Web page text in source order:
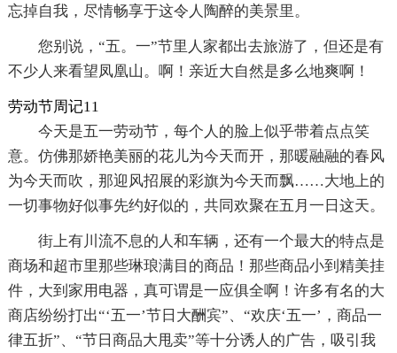
忘掉自我，尽情畅享于这令人陶醉的美景里。
您别说，“五。一”节里人家都出去旅游了，但还是有
不少人来看望凤凰山。啊！亲近大自然是多么地爽啊！
劳动节周记11
今天是五一劳动节，每个人的脸上似乎带着点点笑
意。仿佛那娇艳美丽的花儿为今天而开，那暖融融的春风
为今天而吹，那迎风招展的彩旗为今天而飘……大地上的
一切事物好似事先约好似的，共同欢聚在五月一日这天。
街上有川流不息的人和车辆，还有一个最大的特点是
商场和超市里那些琳琅满目的商品！那些商品小到精美挂
件，大到家用电器，真可谓是一应俱全啊！许多有名的大
商店纷纷打出“‘五一’节日大酬宾”、“欢庆‘五一’，商品一
律五折”、“节日商品大甩卖”等十分诱人的广告，吸引我